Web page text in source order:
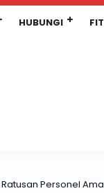
HUBUNGI
Ratusan Personel